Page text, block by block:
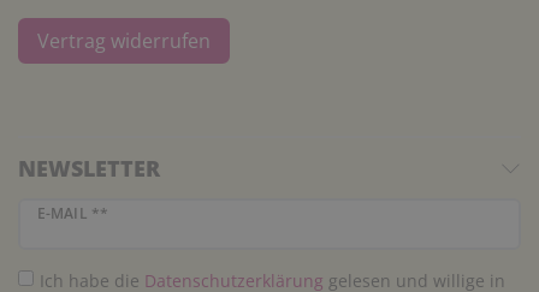
Vertrag widerrufen
NEWSLETTER
E-MAIL **
Newsletter Honig
Ich habe die Daten­schutz­erklärung gelesen und willige in